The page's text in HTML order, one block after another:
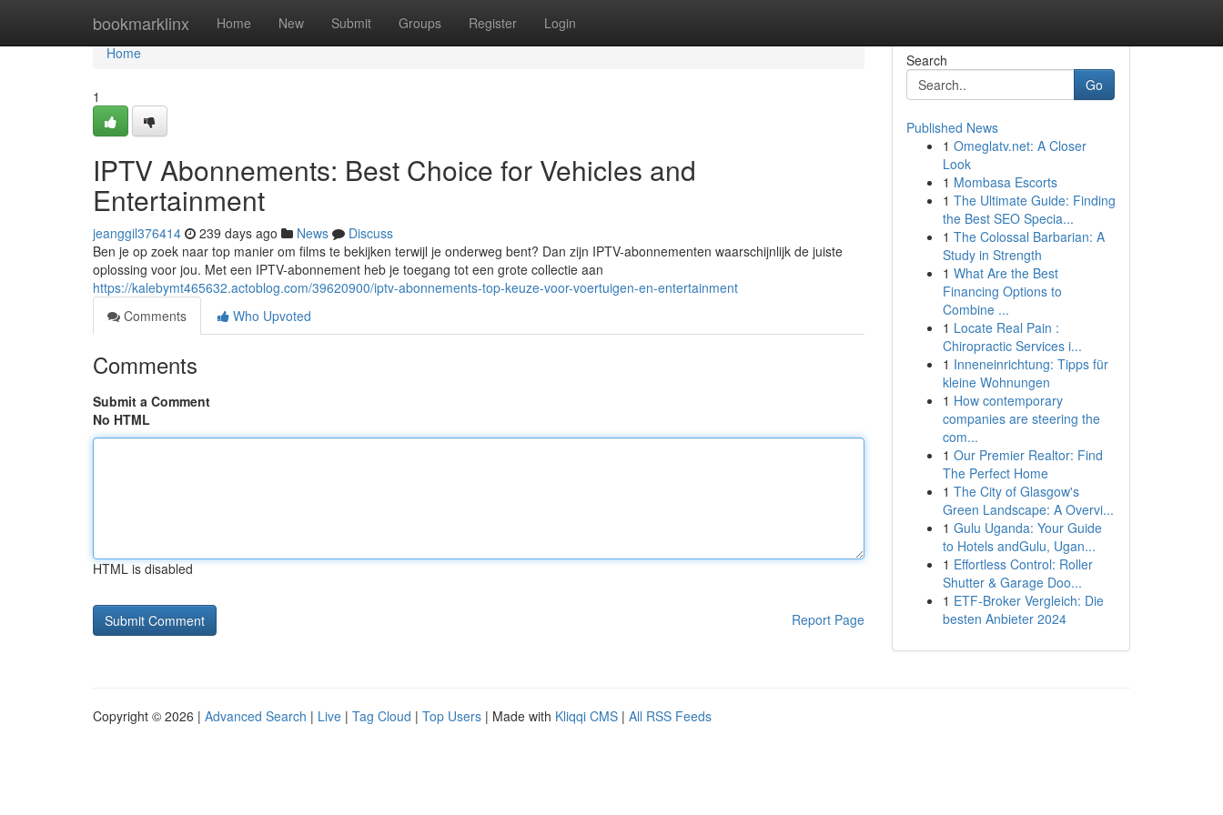
bookmarklinx Home New Submit Groups Register Login
Home
Home
1
IPTV Abonnements: Best Choice for Vehicles and
Entertainment
jeanggil376414 239 days ago News
Discuss
Ben je op zoek naar top manier om films te bekijken terwijl je onderweg bent? Dan zijn IPTV-abonnementen waarschijnlijk de juiste
oplossing voor jou. Met een IPTV-abonnement heb je toegang tot een grote collectie aan
https://kalebymt465632.actoblog.com/39620900/iptv-abonnements-top-keuze-voor-voertuigen-en-entertainment
Comments
Who Upvoted
Comments
Submit a Comment
No HTML
HTML is disabled
Report Page
Search
Go
Published News
1 Omeglatv.net: A Closer
Look
1 Mombasa Escorts
1 The Ultimate Guide: Finding
the Best SEO Specia...
1 The Colossal Barbarian: A
Study in Strength
1 What Are the Best
Financing Options to
Combine ...
1 Locate Real Pain :
Chiropractic Services i...
1 Inneneinrichtung: Tipps für
kleine Wohnungen
1 How contemporary
companies are steering the
com...
1 Our Premier Realtor: Find
The Perfect Home
1 The City of Glasgow's
Green Landscape: A Overvi...
1 Gulu Uganda: Your Guide
to Hotels andGulu, Ugan...
1 Effortless Control: Roller
Shutter & Garage Doo...
1 ETF-Broker Vergleich: Die
besten Anbieter 2024
Copyright © 2026 | Advanced Search | Live | Tag Cloud | Top Users | Made with Kliqqi CMS | All RSS Feeds